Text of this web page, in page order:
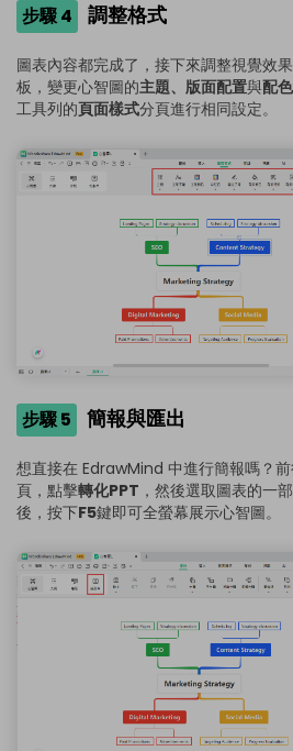
步驟 4 調整格式
圖表內容都完成了，接下來調整視覺效
板，變更心智圖的主題、版面配置與配
工具列的頁面樣式分頁進行相同設定。
步驟 5 簡報與匯出
想直接在 EdrawMind 中進行簡報嗎？
頁，點擊轉化PPT ，然後選取圖表的一
後，按下F5鍵即可全螢幕展示心智圖。